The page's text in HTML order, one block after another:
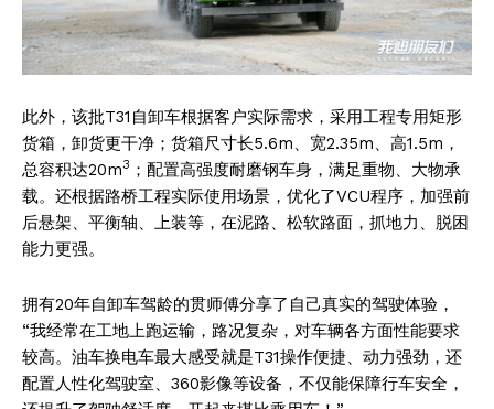
此外，该批T31自卸车根据客户实际需求，采用工程专用矩形
货箱，卸货更干净；货箱尺寸长5.6m、宽2.35m、高1.5m，
总容积达20m3 ；配置高强度耐磨钢车身，满足重物、大物承
载。还根据路桥工程实际使用场景，优化了VCU程序，加强前
后悬架、平衡轴、上装等，在泥路、松软路面，抓地力、脱困
能力更强。
拥有20年自卸车驾龄的贯师傅分享了自己真实的驾驶体验，
“我经常在工地上跑运输，路况复杂，对车辆各方面性能要求
较高。油车换电车最大感受就是T31操作便捷、动力强劲，还
配置人性化驾驶室、360影像等设备，不仅能保障行车安全，